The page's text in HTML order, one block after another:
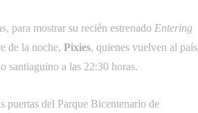
para mostrar su recién estrenado Entering
de la noche, Pixies, quienes vuelven al país
santiaguino a las 22:30 horas.
puertas del Parque Bicentenario de